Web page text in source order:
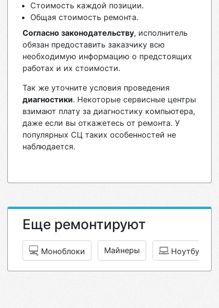
Стоимость каждой позиции.
Общая стоимость ремонта.
Согласно законодательству, исполнитель
обязан предоставить заказчику всю
необходимую информацию о предстоящих
работах и их стоимости.
Так же уточните условия проведения
диагностики. Некоторые сервисные центры
взимают плату за диагностику компьютера,
даже если вы откажетесь от ремонта. У
популярных СЦ таких особенностей не
наблюдается.
Еще ремонтируют
Моноблоки Майнеры Ноутбуки